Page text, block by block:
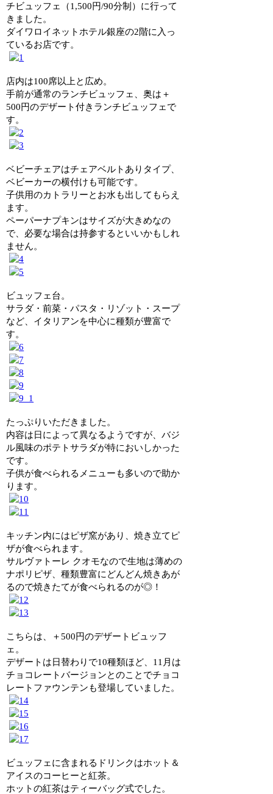
チビュッフェ（1,500円/90分制）に行って
きました。
ダイワロイネットホテル銀座の2階に入っ
ているお店です。
店内は100席以上と広め。
手前が通常のランチビュッフェ、奥は＋
500円のデザート付きランチビュッフェで
す。
ベビーチェアはチェアベルトありタイプ、
ベビーカーの横付けも可能です。
子供用のカトラリーとお水も出してもらえ
ます。
ペーパーナプキンはサイズが大きめなの
で、必要な場合は持参するといいかもしれ
ません。
ビュッフェ台。
サラダ・前菜・パスタ・リゾット・スープ
など、イタリアンを中心に種類が豊富で
す。
たっぷりいただきました。
内容は日によって異なるようですが、バジ
ル風味のポテトサラダが特においしかった
です。
子供が食べられるメニューも多いので助か
ります。
キッチン内にはピザ窯があり、焼き立てピ
ザが食べられます。
サルヴァトーレ クオモなので生地は薄めの
ナポリピザ、種類豊富にどんどん焼きあが
るので焼きたてが食べられるのが◎！
こちらは、＋500円のデザートビュッフ
ェ。
デザートは日替わりで10種類ほど、11月は
チョコレートバージョンとのことでチョコ
レートファウンテンも登場していました。
ビュッフェに含まれるドリンクはホット＆
アイスのコーヒーと紅茶。
ホットの紅茶はティーバッグ式でした。